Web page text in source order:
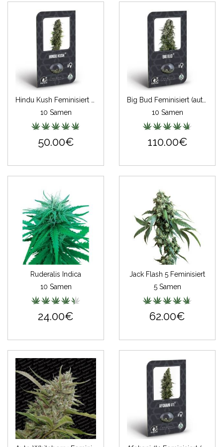
10 Samen
50.00€
10 Samen
110.00€
Ruderalis Indica
10 Samen
24.00€
Jack Flash 5 Feminisiert
5 Samen
62.00€